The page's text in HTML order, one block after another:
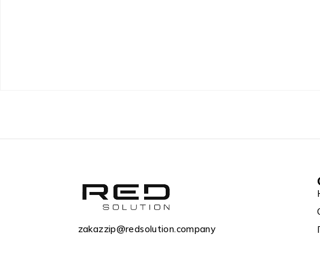
zakazzip@redsolution.company